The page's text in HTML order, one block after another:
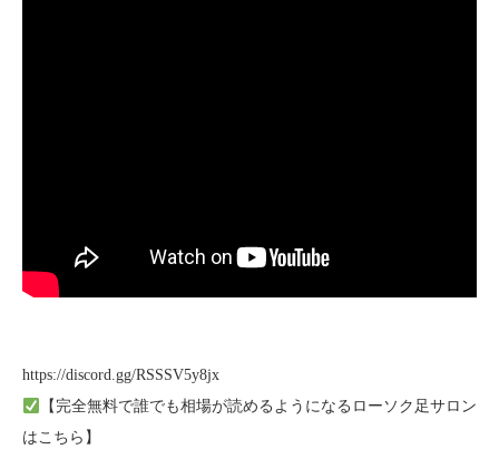
https://discord.gg/RSSSV5y8jx
【完全無料で誰でも相場が読めるようになるローソク足サロン
はこちら】